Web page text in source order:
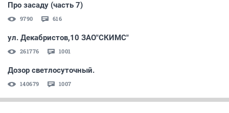
Про засаду (часть 7)
9790 616
ул. Декабристов,10 ЗАО"СКИМС"
261776 1001
Дозор светлосуточный.
140679 1007